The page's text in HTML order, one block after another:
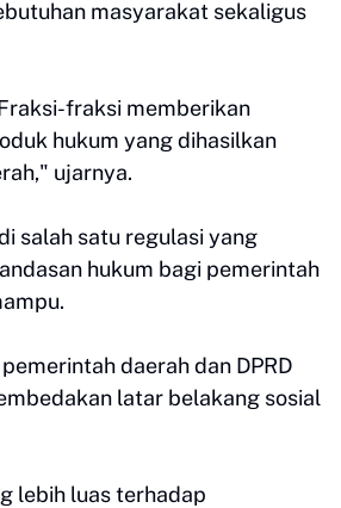
masyarakat sekaligus
fraksi memberikan
hukum yang dihasilkan
ujarnya.
salah satu regulasi yang
hukum bagi pemerintah
daerah dan DPRD
latar belakang sosial
lebih luas terhadap